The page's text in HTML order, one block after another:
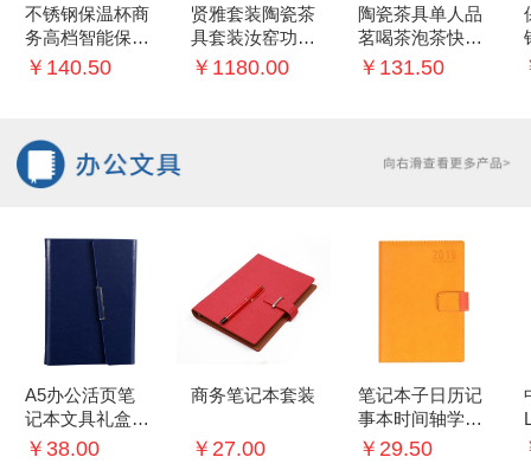
不锈钢保温杯商
务高档智能保温
杯创意礼品杯
￥140.50
贤雅套装陶瓷茶
具套装汝窑功夫
茶壶品茗茶杯镶
￥1180.00
陶瓷茶具单人品
茗喝茶泡茶快客
杯过滤茶杯便携
￥131.50
A5办公活页笔
记本文具礼盒记
事本签字笔商务
￥38.00
商务笔记本套装
￥27.00
笔记本子日历记
事本时间轴学生
每日计划手账本
￥29.50